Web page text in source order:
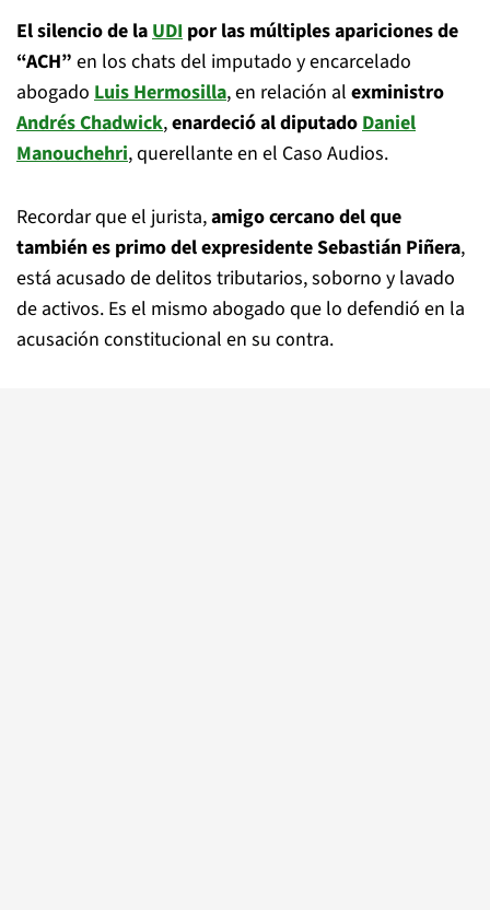
El silencio de laUDI por las múltiples apariciones de
“ACH” en los chats del imputado y encarcelado
abogado Luis Hermosilla, en relación al exministro
Andrés Chadwick,enardeció al diputadoDaniel
Manouchehri, querellante en el Caso Audios.
Recordar que el jurista,amigo cercano del que
también es primo del expresidente Sebastián Piñera,
está acusado de delitos tributarios, soborno y lavado
de activos. Es el mismo abogado que lo defendió en la
acusación constitucional en su contra.